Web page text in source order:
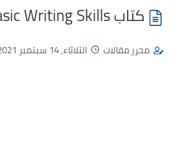
كتاب Basic Writing Skills
محرر مقالات الثلاثاء, 14 سبتمبر 2021 - 03:56 م